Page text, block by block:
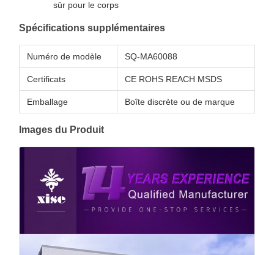
sûr pour le corps
Spécifications supplémentaires
Numéro de modèle SQ-MA60088
Certificats CE ROHS REACH MSDS
Emballage Boîte discrète ou de marque
Images du Produit